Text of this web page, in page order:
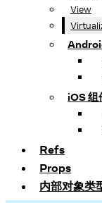
View
iOS 组
Refs
Props
内部对象类